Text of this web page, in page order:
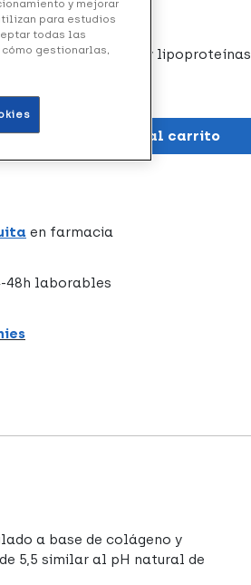
base de colágeno y lipoproteínas
de 1 litro.
Añadir al carrito
en farmacia
48h laborables
a base de colágeno y
5,5 similar al pH natural de
y mejorar
para estudios
todas las
gestionarlas,